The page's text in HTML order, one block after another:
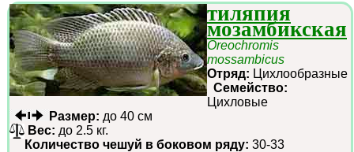
тиляпия
мозамбикская
Oreochromis
mossambicus
Отряд: Цихлообразные
Семейство:
Цихловые
Размер: до 40 см
Вес: до 2.5 кг.
Количество чешуй в боковом ряду: 30-33